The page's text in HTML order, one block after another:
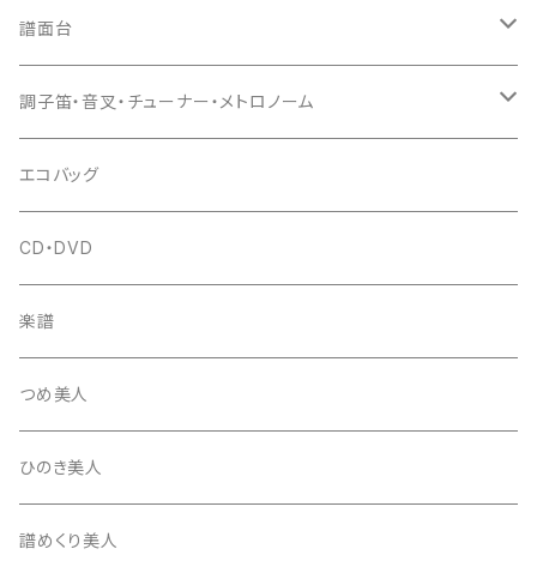
猫足入
爪ばさみ
箏柱
柱入
平柱入
三角柱入
琴台
13絃用琴台（低）
13絃用琴台（高）
桐柱箱
消音フェルト
糸
(丸三) 寿糸
はつね糸
駒
地唄駒
長唄駒
糸駒入
爪駒入
撥入
一丁撥入
三角撥入（ファスナー式）
撥
長唄・民謡撥
地唄撥
撥さや
撥滑り止めゴム
当り鉦
シュモク（当り鉦バチ）
三味線（本体）
譜面台
座奏用譜面台
立奏用譜面台
調子笛・音叉・チューナー・メトロノーム
調子笛・音叉
チューナー・メトロノーム
エコバッグ
CD・DVD
楽譜
つめ美人
ひのき美人
譜めくり美人